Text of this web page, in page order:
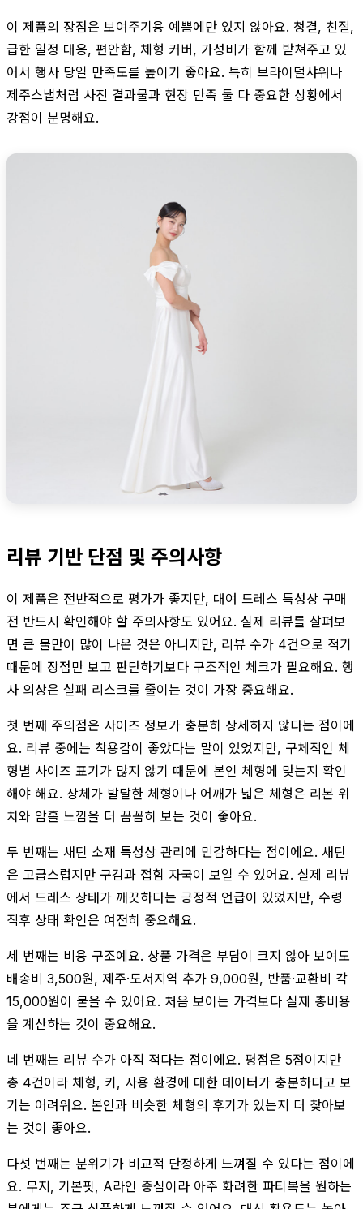
이 제품의 장점은 보여주기용 예쁨에만 있지 않아요. 청결, 친절,
급한 일정 대응, 편안함, 체형 커버, 가성비가 함께 받쳐주고 있
어서 행사 당일 만족도를 높이기 좋아요. 특히 브라이덜샤워나
제주스냅처럼 사진 결과물과 현장 만족 둘 다 중요한 상황에서
강점이 분명해요.
리뷰 기반 단점 및 주의사항
이 제품은 전반적으로 평가가 좋지만, 대여 드레스 특성상 구매
전 반드시 확인해야 할 주의사항도 있어요. 실제 리뷰를 살펴보
면 큰 불만이 많이 나온 것은 아니지만, 리뷰 수가 4건으로 적기
때문에 장점만 보고 판단하기보다 구조적인 체크가 필요해요. 행
사 의상은 실패 리스크를 줄이는 것이 가장 중요해요.
첫 번째 주의점은 사이즈 정보가 충분히 상세하지 않다는 점이에
요. 리뷰 중에는 착용감이 좋았다는 말이 있었지만, 구체적인 체
형별 사이즈 표기가 많지 않기 때문에 본인 체형에 맞는지 확인
해야 해요. 상체가 발달한 체형이나 어깨가 넓은 체형은 리본 위
치와 암홀 느낌을 더 꼼꼼히 보는 것이 좋아요.
두 번째는 새틴 소재 특성상 관리에 민감하다는 점이에요. 새틴
은 고급스럽지만 구김과 접힘 자국이 보일 수 있어요. 실제 리뷰
에서 드레스 상태가 깨끗하다는 긍정적 언급이 있었지만, 수령
직후 상태 확인은 여전히 중요해요.
세 번째는 비용 구조예요. 상품 가격은 부담이 크지 않아 보여도
배송비 3,500원, 제주·도서지역 추가 9,000원, 반품·교환비 각
15,000원이 붙을 수 있어요. 처음 보이는 가격보다 실제 총비용
을 계산하는 것이 중요해요.
네 번째는 리뷰 수가 아직 적다는 점이에요. 평점은 5점이지만
총 4건이라 체형, 키, 사용 환경에 대한 데이터가 충분하다고 보
기는 어려워요. 본인과 비슷한 체형의 후기가 있는지 더 찾아보
는 것이 좋아요.
다섯 번째는 분위기가 비교적 단정하게 느껴질 수 있다는 점이에
요. 무지, 기본핏, A라인 중심이라 아주 화려한 파티복을 원하는